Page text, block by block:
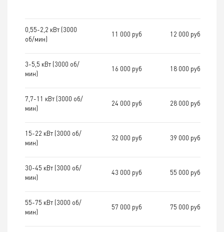
0,55-2,2 кВт (3000
об/мин)
11 000 руб 12 000 руб
3-5,5 кВт (3000 об/
мин)
16 000 руб 18 000 руб
7,7-11 кВт (3000 об/
мин)
24 000 руб 28 000 руб
15-22 кВт (3000 об/
мин)
32 000 руб 39 000 руб
30-45 кВт (3000 об/
мин)
43 000 руб 55 000 руб
55-75 кВт (3000 об/
мин)
57 000 руб 75 000 руб